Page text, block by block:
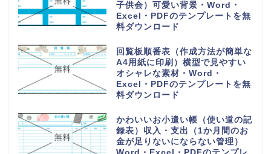
子供会）可愛い背景・Word・
Excel・PDFのテンプレートを無
料ダウンロード
回覧板順番表（作成方法が簡単な
A4用紙に印刷）横型で見やすい
オシャレな素材・Word・
Excel・PDFのテンプレートを無
料ダウンロード
かわいいお小遣い帳（使い道の記
録表）収入・支出（1か月間のお
金が足りないにならない管理）